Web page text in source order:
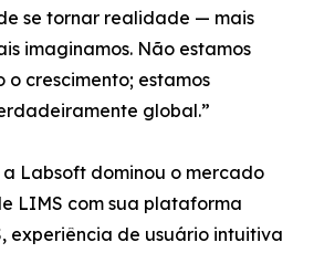
se tornar realidade — mais
imaginamos. Não estamos
crescimento; estamos
global.”
Labsoft dominou o mercado
LIMS com sua plataforma
experiência de usuário intuitiva